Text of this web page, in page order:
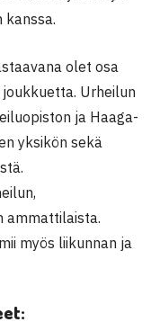
kanssa.
olet osa
Urheilun
ja Haaga-
yksikön sekä
ammattilaista.
myös liikunnan ja